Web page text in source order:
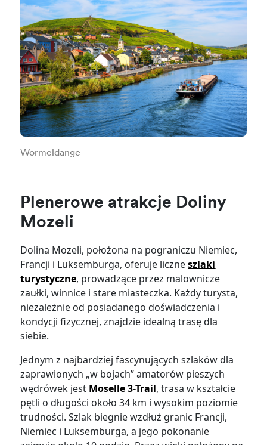
Wormeldange
Plenerowe atrakcje Doliny
Mozeli
Dolina Mozeli, położona na pograniczu Niemiec,
Francji i Luksemburga, oferuje liczneszlaki
turystyczne, prowadzące przez malownicze
zaułki, winnice i stare miasteczka. Każdy turysta,
niezależnie od posiadanego doświadczenia i
kondycji fizycznej, znajdzie idealną trasę dla
siebie.
Jednym z najbardziej fascynujących szlaków dla
zaprawionych „w bojach” amatorów pieszych
wędrówek jest Moselle 3-Trail, trasa w kształcie
pętli o długości około 34 km i wysokim poziomie
trudności. Szlak biegnie wzdłuż granic Francji,
Niemiec i Luksemburga, a jego pokonanie